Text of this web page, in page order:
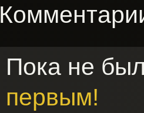
Пока не
первым!